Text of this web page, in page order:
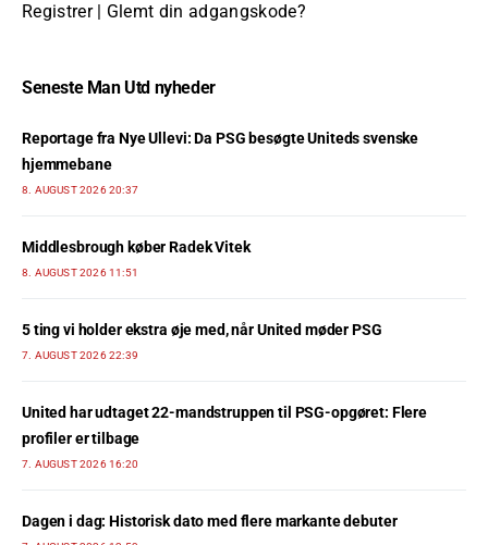
Registrer| Glemt din adgangskode?
Seneste Man Utd nyheder
Reportage fra Nye Ullevi: Da PSG besøgte Uniteds svenske
hjemmebane
8. AUGUST 2026 20:37
Middlesbrough køber Radek Vitek
8. AUGUST 2026 11:51
5 ting vi holder ekstra øje med, når United møder PSG
7. AUGUST 2026 22:39
United har udtaget 22-mandstruppen til PSG-opgøret: Flere
profiler er tilbage
7. AUGUST 2026 16:20
Dagen i dag: Historisk dato med flere markante debuter